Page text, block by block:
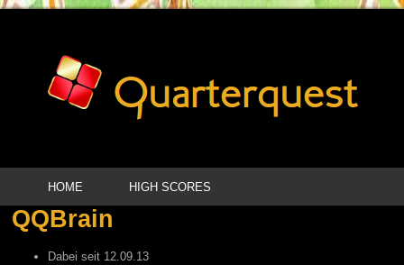
HOME HIGH SCORES
QQBrain
Dabei seit 12.09.13